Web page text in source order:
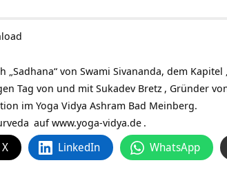
„Sadhana“ von Swami Sivananda, dem
Tag von und mit Sukadev Bretz , Gründer
im Yoga Vidya Ashram Bad Meinberg.
aufwww.yoga-vidya.de .
LinkedIn WhatsApp